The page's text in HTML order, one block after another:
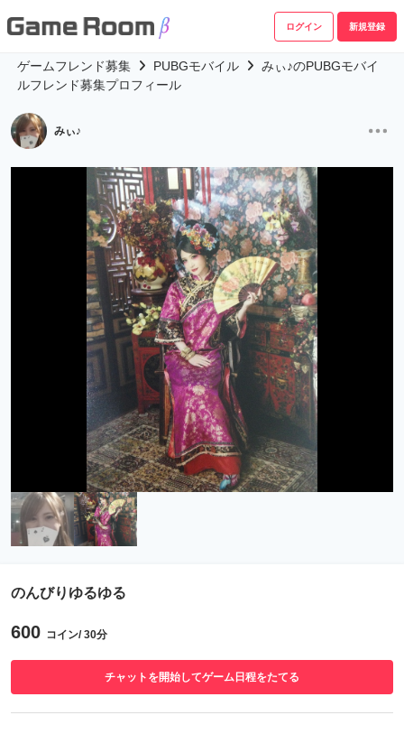
ログイン 新規登録
ゲームフレンド募集 PUBGモバイル
みぃ♪のPUBGモバイ
ルフレンド募集プロフィール
みぃ♪
のんびりゆるゆる
600 コイン/ 30分
チャットを開始してゲーム日程をたてる